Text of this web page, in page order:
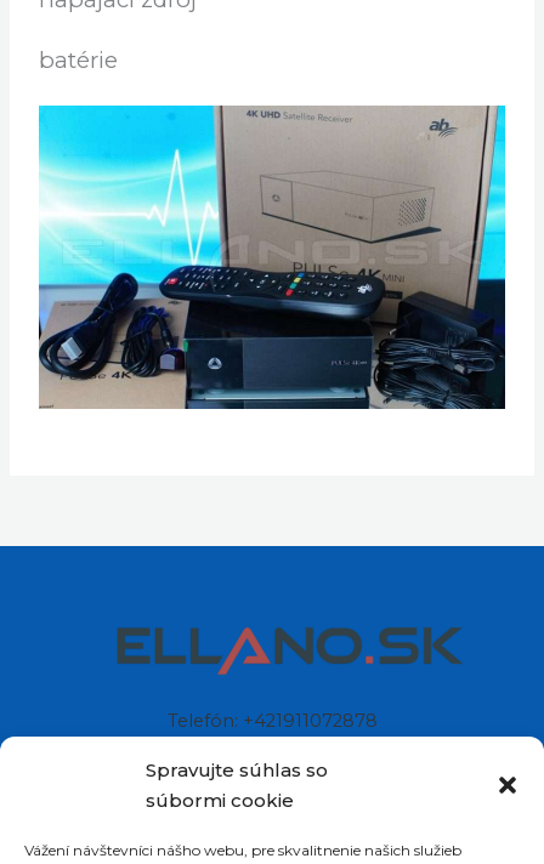
Spravujte súhlas so
súbormi cookie
Vážení návštevníci nášho webu, pre skvalitnenie našich služieb
externé IR čidlo
HDMi kábel
napájací zdroj
batérie